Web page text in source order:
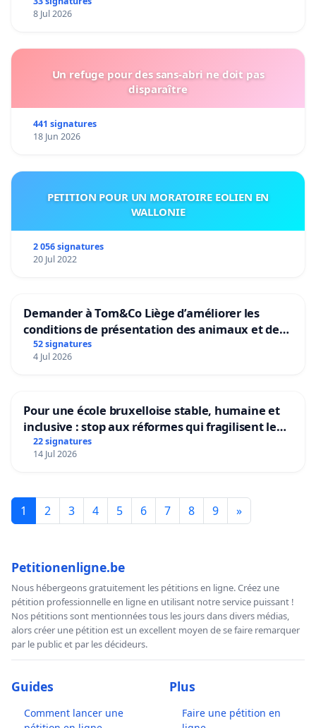
8 Jul 2026
Un refuge pour des sans-abri ne doit pas
disparaître
441 signatures
18 Jun 2026
PETITION POUR UN MORATOIRE EOLIEN EN
WALLONIE
2 056 signatures
20 Jul 2022
Demander à Tom&Co Liège d’améliorer les
conditions de présentation des animaux et de
mettre fin à la vente d’animaux en magasin
52 signatures
4 Jul 2026
Pour une école bruxelloise stable, humaine et
inclusive : stop aux réformes qui fragilisent le
primaire
22 signatures
14 Jul 2026
1 2 3 4 5 6 7 8 9 »
Petitionenligne.be
Nous hébergeons gratuitement les pétitions en ligne. Créez une
pétition professionnelle en ligne en utilisant notre service puissant !
Nos pétitions sont mentionnées tous les jours dans divers médias,
alors créer une pétition est un excellent moyen de se faire remarquer
par le public et par les décideurs.
Guides
Comment lancer une
Plus
Faire une pétition en